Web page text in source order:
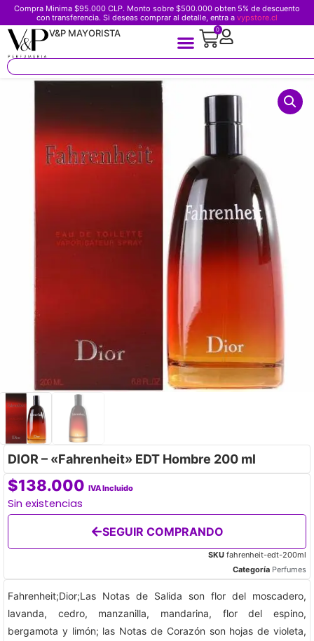
Compra Minima $95.000 CLP. Monto sobre $500.000 obten 5% de descuento
con transferencia. Si deseas comprar al detalle, entra a vypstore.cl
V&P MAYORISTA 0
DIOR – «Fahrenheit» EDT Hombre 200 ml
$138.000 IVA Incluido
Sin existencias
SEGUIR COMPRANDO
SKU fahrenheit-edt-200ml
Categoría Perfumes
Fahrenheit;Dior;Las Notas de Salida son flor del moscadero,
lavanda, cedro, manzanilla, mandarina, flor del espino,
bergamota y limón; las Notas de Corazón son hojas de violeta,